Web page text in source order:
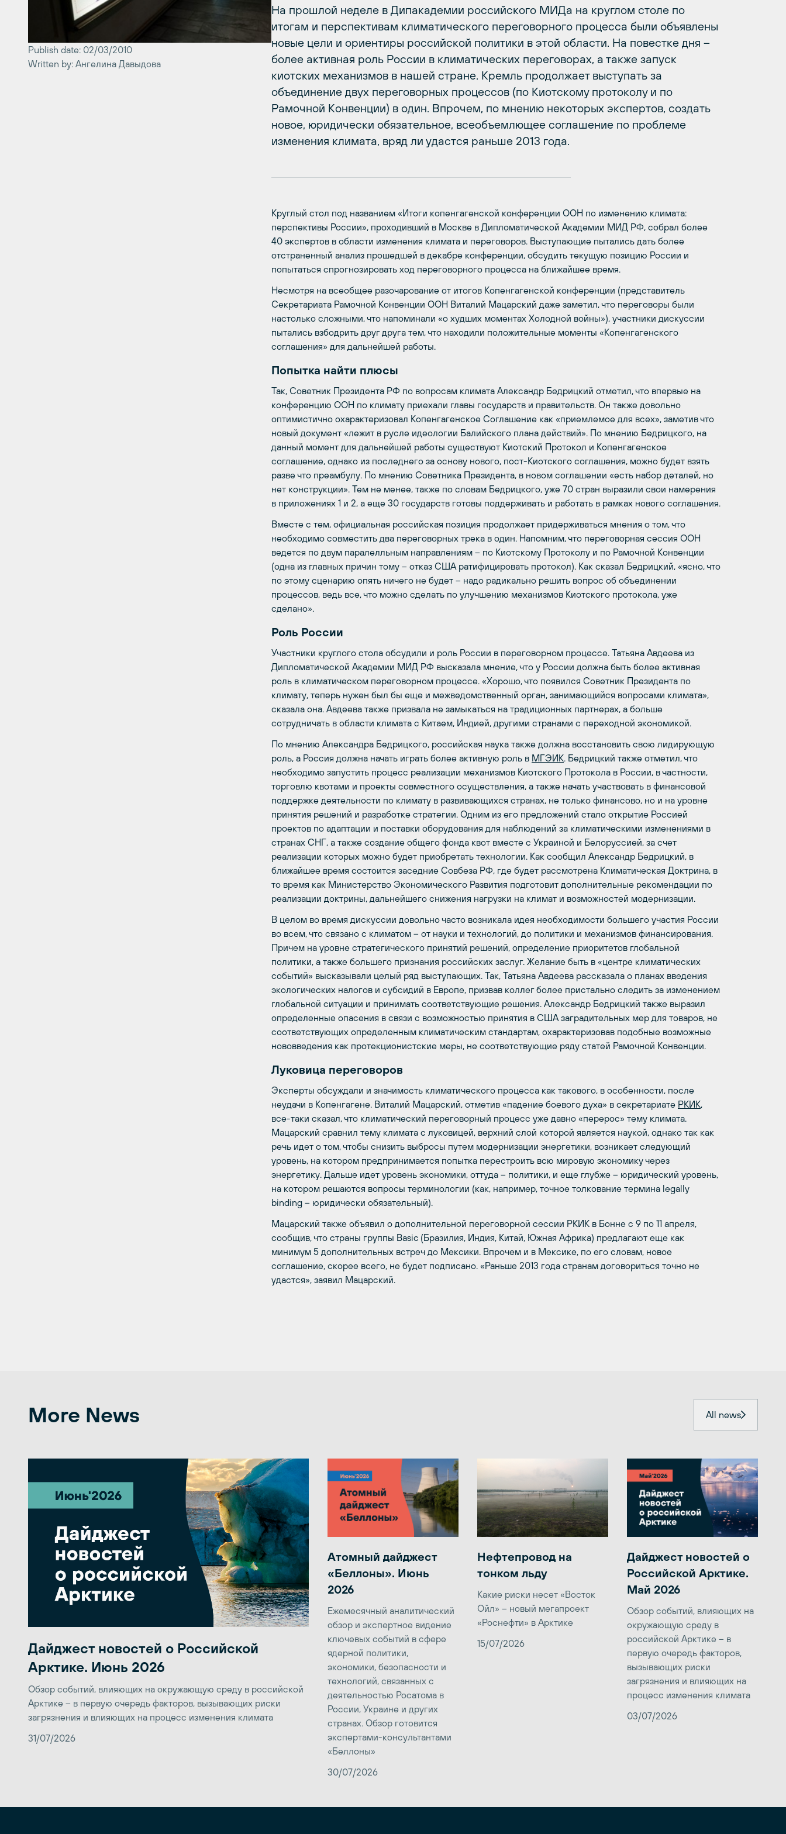
Publish date: 02/03/2010
Written by: Ангелина Давыдова
На прошлой неделе в Дипакадемии российского МИДа на круглом столе по
итогам и перспективам климатического переговорного процесса были объявлены
новые цели и ориентиры российской политики в этой области. На повестке дня –
более активная роль России в климатических переговорах, а также запуск
киотских механизмов в нашей стране. Кремль продолжает выступать за
объединение двух переговорных процессов (по Киотскому протоколу и по
Рамочной Конвенции) в один. Впрочем, по мнению некоторых экспертов, создать
новое, юридически обязательное, всеобъемлющее соглашение по проблеме
изменения климата, вряд ли удастся раньше 2013 года.
Круглый стол под названием «Итоги копенгагенской конференции ООН по изменению климата:
перспективы России», проходивший в Москве в Дипломатической Академии МИД РФ, собрал более
40 экспертов в области изменения климата и переговоров. Выступающие пытались дать более
отстраненный анализ прошедшей в декабре конференции, обсудить текущую позицию России и
попытаться спрогнозировать ход переговорного процесса на ближайшее время.
Несмотря на всеобщее разочарование от итогов Копенгагенской конференции (представитель
Секретариата Рамочной Конвенции ООН Виталий Мацарский даже заметил, что переговоры были
настолько сложными, что напоминали «о худших моментах Холодной войны»), участники дискуссии
пытались взбодрить друг друга тем, что находили положительные моменты «Копенгагенского
соглашения» для дальнейшей работы.
Попытка найти плюсы
Так, Советник Президента РФ по вопросам климата Александр Бедрицкий отметил, что впервые на
конференцию ООН по климату приехали главы государств и правительств. Он также довольно
оптимистично охарактеризовал Копенгагенское Соглашение как «приемлемое для всех», заметив что
новый документ «лежит в русле идеологии Балийского плана действий». По мнению Бедрицкого, на
данный момент для дальнейшей работы существуют Киотский Протокол и Копенгагенское
соглашение, однако из последнего за основу нового, пост-Киотского соглашения, можно будет взять
разве что преамбулу. По мнению Советника Президента, в новом соглашении «есть набор деталей, но
нет конструкции». Тем не менее, также по словам Бедрицкого, уже 70 стран выразили свои намерения
в приложениях 1 и 2, а еще 30 государств готовы поддерживать и работать в рамках нового соглашения.
Вместе с тем, официальная российская позиция продолжает придерживаться мнения о том, что
необходимо совместить два переговорных трека в один. Напомним, что переговорная сессия ООН
ведется по двум паралелльным направлениям – по Киотскому Протоколу и по Рамочной Конвенции
(одна из главных причин тому – отказ США ратифицировать протокол). Как сказал Бедрицкий, «ясно, что
по этому сценарию опять ничего не будет – надо радикально решить вопрос об объединении
процессов, ведь все, что можно сделать по улучшению механизмов Киотского протокола, уже
сделано».
Роль России
Участники круглого стола обсудили и роль России в переговорном процессе. Татьяна Авдеева из
Дипломатической Академии МИД РФ высказала мнение, что у России должна быть более активная
роль в климатическом переговорном процессе. «Хорошо, что появился Советник Президента по
климату, теперь нужен был бы еще и межведомственный орган, занимающийся вопросами климата»,
сказала она. Авдеева также призвала не замыкаться на традиционных партнерах, а больше
сотрудничать в области климата с Китаем, Индией, другими странами с переходной экономикой.
По мнению Александра Бедрицкого, российская наука также должна восстановить свою лидирующую
роль, а Россия должна начать играть более активную роль в МГЭИК. Бедрицкий также отметил, что
необходимо запустить процесс реализации механизмов Киотского Протокола в России, в частности,
торговлю квотами и проекты совместного осуществления, а также начать участвовать в финансовой
поддержке деятельности по климату в развивающихся странах, не только финансово, но и на уровне
принятия решений и разработке стратегии. Одним из его предложений стало открытие Россией
проектов по адаптации и поставки оборудования для наблюдений за климатическими изменениями в
странах СНГ, а также создание общего фонда квот вместе с Украиной и Белоруссией, за счет
реализации которых можно будет приобретать технологии. Как сообщил Александр Бедрицкий, в
ближайшее время состоится заседние Совбеза РФ, где будет рассмотрена Климатическая Доктрина, в
то время как Министерство Экономического Развития подготовит дополнительные рекомендации по
реализации доктрины, дальнейшего снижения нагрузки на климат и возможностей модернизации.
В целом во время дискуссии довольно часто возникала идея необходимости большего участия России
во всем, что связано с климатом – от науки и технологий, до политики и механизмов финансирования.
Причем на уровне стратегического принятий решений, определение приоритетов глобальной
политики, а также большего признания российских заслуг. Желание быть в «центре климатических
событий» высказывали целый ряд выступающих. Так, Татьяна Авдеева рассказала о планах введения
экологических налогов и субсидий в Европе, призвав коллег более пристально следить за изменением
глобальной ситуации и принимать соответствующие решения. Александр Бедрицкий также выразил
определенные опасения в связи с возможностью принятия в США заградительных мер для товаров, не
соответствующих определенным климатическим стандартам, охарактеризовав подобные возможные
нововведения как протекционистские меры, не соответствующие ряду статей Рамочной Конвенции.
Луковица переговоров
Эксперты обсуждали и значимость климатического процесса как такового, в особенности, после
неудачи в Копенгагене. Виталий Мацарский, отметив «падение боевого духа» в секретариате РКИК,
все-таки сказал, что климатический переговорный процесс уже давно «перерос» тему климата.
Мацарский сравнил тему климата с луковицей, верхний слой которой является наукой, однако так как
речь идет о том, чтобы снизить выбросы путем модернизации энергетики, возникает следующий
уровень, на котором предпринимается попытка перестроить всю мировую экономику через
энергетику. Дальше идет уровень экономики, оттуда – политики, и еще глубже – юридический уровень,
на котором решаются вопросы терминологии (как, например, точное толкование термина legally
binding – юридически обязательный).
Мацарский также объявил о дополнительной переговорной сессии РКИК в Бонне с 9 по 11 апреля,
сообщив, что страны группы Basic (Бразилия, Индия, Китай, Южная Африка) предлагают еще как
минимум 5 дополнительных встреч до Мексики. Впрочем и в Мексике, по его словам, новое
соглашение, скорее всего, не будет подписано. «Раньше 2013 года странам договориться точно не
удастся», заявил Мацарский.
More News All news
Дайджест новостей о Российской
Арктике. Июнь 2026
Обзор событий, влияющих на окружающую среду в российской
Арктике – в первую очередь факторов, вызывающих риски
загрязнения и влияющих на процесс изменения климата
31/07/2026
Атомный дайджест
«Беллоны». Июнь
2026
Ежемесячный аналитический
обзор и экспертное видение
ключевых событий в сфере
ядерной политики,
экономики, безопасности и
технологий, связанных с
деятельностью Росатома в
России, Украине и других
странах. Обзор готовится
экспертами-консультантами
«Беллоны»
30/07/2026
Нефтепровод на
тонком льду
Какие риски несет «Восток
Ойл» – новый мегапроект
«Роснефти» в Арктике
15/07/2026
Дайджест новостей о
Российской Арктике.
Май 2026
Обзор событий, влияющих на
окружающую среду в
российской Арктике – в
первую очередь факторов,
вызывающих риски
загрязнения и влияющих на
процесс изменения климата
03/07/2026